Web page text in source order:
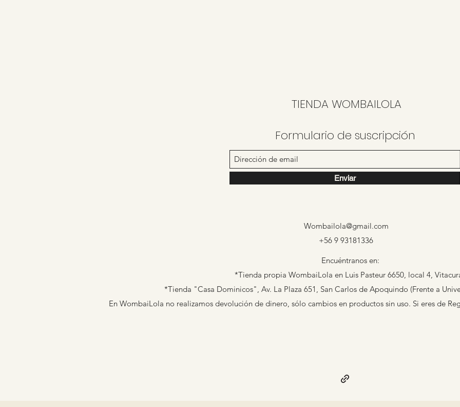
TIENDA WOMBAILOLA
Formulario de suscripción
Enviar
Wombailola@gmail.com
+56 9 93181336
Encuéntranos en:
*Tienda propia WombaiLola en Luis Pasteur 6650, local 4,
*Tienda "Casa Dominicos", Av. La Plaza 651, San Carlos de Apoquindo (Frente a
En WombaiLola no realizamos devolución de dinero, sólo cambios en productos sin uso. Si eres de